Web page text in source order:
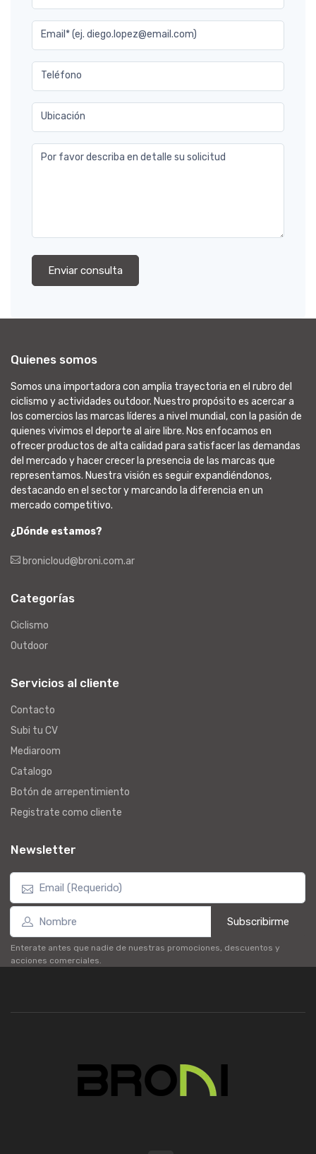
Email* (ej. diego.lopez@email.com)
Teléfono
Ubicación
Por favor describa en detalle su solicitud
Enviar consulta
Quienes somos
Somos una importadora con amplia trayectoria en el rubro del
ciclismo y actividades outdoor. Nuestro propósito es acercar a
los comercios las marcas líderes a nivel mundial, con la pasión de
quienes vivimos el deporte al aire libre. Nos enfocamos en
ofrecer productos de alta calidad para satisfacer las demandas
del mercado y hacer crecer la presencia de las marcas que
representamos. Nuestra visión es seguir expandiéndonos,
destacando en el sector y marcando la diferencia en un
mercado competitivo.
¿Dónde estamos?
bronicloud@broni.com.ar
Categorías
Ciclismo
Outdoor
Servicios al cliente
Contacto
Subi tu CV
Mediaroom
Catalogo
Botón de arrepentimiento
Registrate como cliente
Newsletter
Subscribirme
Enterate antes que nadie de nuestras promociones, descuentos y
acciones comerciales.